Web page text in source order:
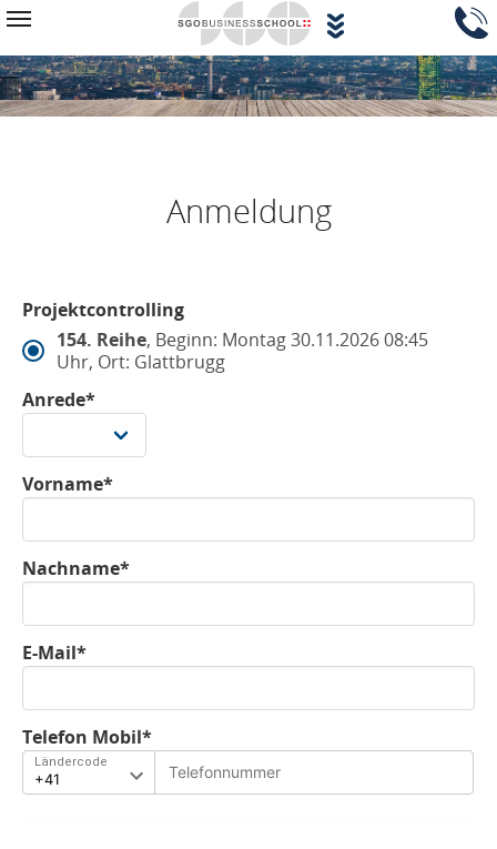
Zum Hauptinhalt springen
Navigationsblock überspringen
Toggle navigation
Anmeldung
Projektcontrolling
154. Reihe, Beginn: Montag 30.11.2026 08:45
Uhr, Ort: Glattbrugg
Anrede*
Vorname*
Nachname*
E-Mail*
Telefon Mobil*
Ländercode